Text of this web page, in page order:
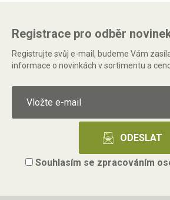
Registrace pro odběr
Registrujte svůj e-mail, budeme Vám
informace o novinkách v sortimentu a
Souhlasím se zpracováním